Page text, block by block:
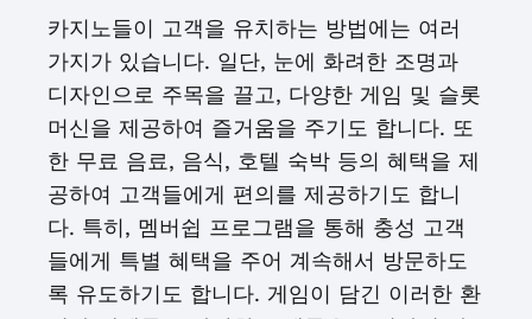
카지노들이 고객을 유치하는 방법에는 여러
가지가 있습니다. 일단, 눈에 화려한 조명과
디자인으로 주목을 끌고, 다양한 게임 및 슬롯
머신을 제공하여 즐거움을 주기도 합니다. 또
한 무료 음료, 음식, 호텔 숙박 등의 혜택을 제
공하여 고객들에게 편의를 제공하기도 합니
다. 특히, 멤버쉽 프로그램을 통해 충성 고객
들에게 특별 혜택을 주어 계속해서 방문하도
록 유도하기도 합니다. 게임이 담긴 이러한 환